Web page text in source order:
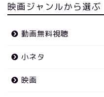
映画ジャンルから選ぶ
動画無料視聴
小ネタ
映画